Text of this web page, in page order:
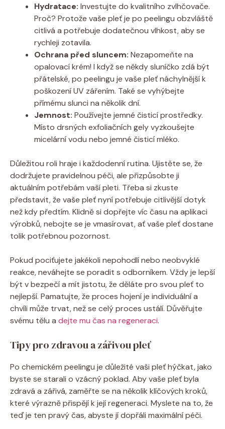
Hydratace: Investujte do kvalitního zvlhčovače.
Proč? Protože vaše pleť je po peelingu obzvláště
citlivá a potřebuje dodatečnou vlhkost, aby se
rychleji zotavila.
Ochrana před sluncem: Nezapomeňte na
opalovací krém! I když se někdy sluníčko zdá být
přátelské, po peelingu je vaše pleť náchylnější k
poškození UV zářením. Také se vyhýbejte
přímému slunci na několik dní.
Jemnost: Používejte jemné čisticí prostředky.
Místo drsných exfoliačních gely vyzkoušejte
micelární vodu nebo jemné čisticí mléko.
Důležitou roli hraje i každodenní rutina. Ujistěte se, že
dodržujete pravidelnou péči, ale přizpůsobte ji
aktuálním potřebám vaší pleti. Třeba si zkuste
představit, že vaše pleť nyní potřebuje citlivější dotyk
než kdy předtím. Klidně si dopřejte víc času na aplikaci
výrobků, nebojte se je vmasírovat, ať vaše pleť dostane
tolik potřebnou pozornost.
Pokud pociťujete jakékoli nepohodlí nebo neobvyklé
reakce, neváhejte se poradit s odborníkem. Vždy je lepší
být v bezpečí a mít jistotu, že děláte pro svou pleť to
nejlepší. Pamatujte, že proces hojení je individuální a
chvíli může trvat, než se celý proces ustálí. Důvěřujte
svému tělu a dejte mu čas na regeneraci.
Tipy pro zdravou a zářivou pleť
Po chemickém peelingu je důležité vaši pleť hýčkat, jako
byste se starali o vzácný poklad. Aby vaše pleť byla
zdravá a zářivá, zaměřte se na několik klíčových kroků,
které výrazně přispějí k její regeneraci. Myslete na to, že
teď je ten pravý čas, abyste jí dopřáli maximální péči.